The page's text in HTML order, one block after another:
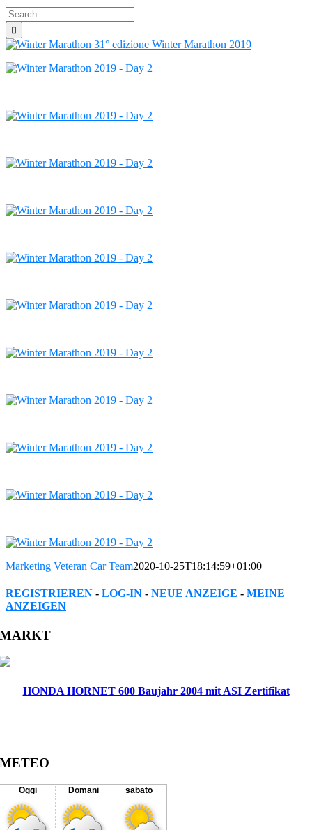
Search
for:
Marketing Veteran Car Team2020-10-25T18:14:59+01:00
REGISTRIEREN - LOG-IN - NEUE ANZEIGE - MEINE
ANZEIGEN
Facebook
Twitter
Reddit
LinkedIn
WhatsApp
Tumblr
Pinterest
Vk
Xing
Email
MARKT
HONDA HORNET 600 Baujahr 2004 mit ASI Zertifikat
METEO
Oggi Domani sabato